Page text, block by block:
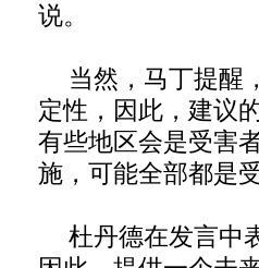
说。
当然，马丁提醒
定性，因此，建议
有些地区会是受害
施，可能全部都是
杜丹德在发言中